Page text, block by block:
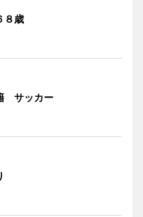
８歳
サッカー